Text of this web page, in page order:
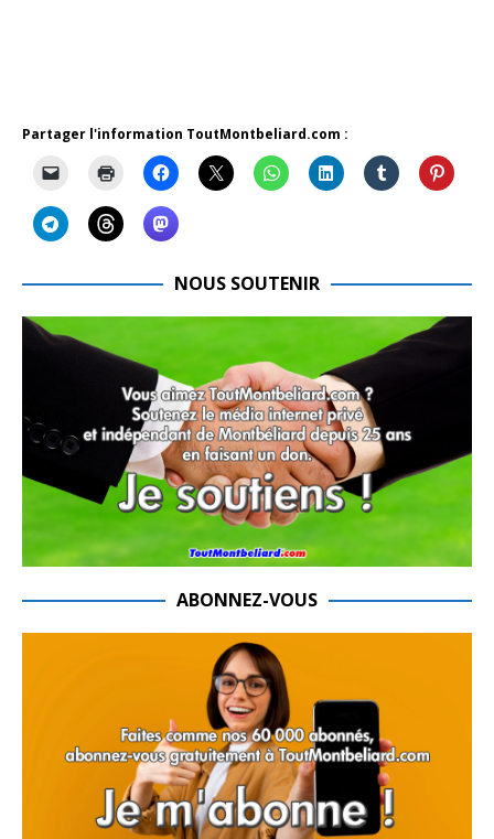
Partager l'information ToutMontbeliard.com :
NOUS SOUTENIR
ABONNEZ-VOUS